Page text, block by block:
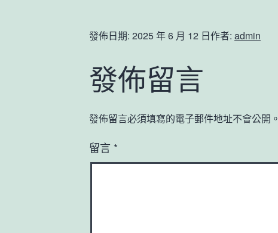
發佈日期: 2025 年 6 月 12 日作者: admin
發佈留言
發佈留言必須填寫的電子郵件地址不會公開。
留言 *